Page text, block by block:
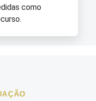
como